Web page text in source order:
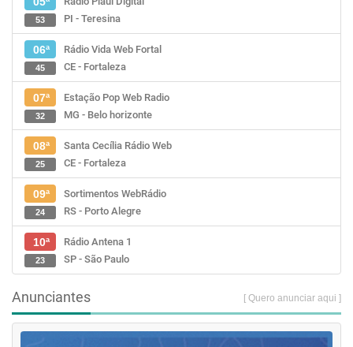
PI - Teresina
53
06ª
Rádio Vida Web Fortal
CE - Fortaleza
45
07ª
Estação Pop Web Radio
MG - Belo horizonte
32
08ª
Santa Cecília Rádio Web
CE - Fortaleza
25
09ª
Sortimentos WebRádio
RS - Porto Alegre
24
10ª
Rádio Antena 1
SP - São Paulo
23
Anunciantes [ Quero anunciar aqui ]